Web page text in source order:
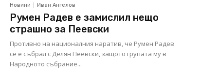
Новини Иван Ангелов
Румен Радев е замислил нещо
страшно за Пеевски
Противно на националния наратив, че Румен Радев
се е събрал с Делян Пеевски, защото групата му в
Народното събрание...